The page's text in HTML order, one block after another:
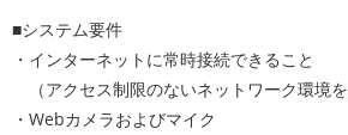
■システム要件
・インターネットに常時接続できること
（アクセス制限のないネットワーク環境を
・Webカメラおよびマイク